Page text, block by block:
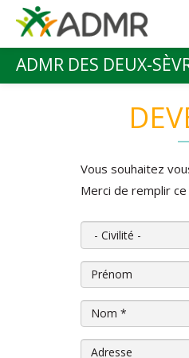
Aller au contenu principal
ADMR DES DEUX-
Vous souhaitez
Merci de remplir
Civilité
Prénom
Nom*
Adresse